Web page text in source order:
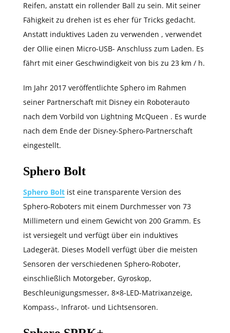
Reifen, anstatt ein rollender Ball zu sein. Mit seiner
Fähigkeit zu drehen ist es eher für Tricks gedacht.
Anstatt induktives Laden zu verwenden , verwendet
der Ollie einen Micro-USB- Anschluss zum Laden. Es
fährt mit einer Geschwindigkeit von bis zu 23 km / h.
Im Jahr 2017 veröffentlichte Sphero im Rahmen
seiner Partnerschaft mit Disney ein Roboterauto
nach dem Vorbild von Lightning McQueen . Es wurde
nach dem Ende der Disney-Sphero-Partnerschaft
eingestellt.
Sphero Bolt
Sphero Bolt ist eine transparente Version des
Sphero-Roboters mit einem Durchmesser von 73
Millimetern und einem Gewicht von 200 Gramm. Es
ist versiegelt und verfügt über ein induktives
Ladegerät. Dieses Modell verfügt über die meisten
Sensoren der verschiedenen Sphero-Roboter,
einschließlich Motorgeber, Gyroskop,
Beschleunigungsmesser, 8×8-LED-Matrixanzeige,
Kompass-, Infrarot- und Lichtsensoren.